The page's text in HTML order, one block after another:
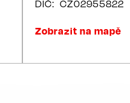
DIČ
CZ02955822
Zobrazit na mapě